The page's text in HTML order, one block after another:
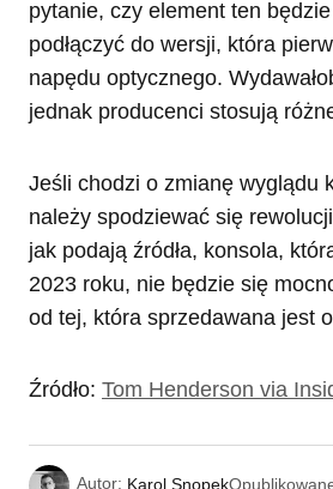
pytanie, czy element ten
podłączyć do wersji, która
napędu optycznego.
jednak producenci stosują
Jeśli chodzi o zmianę wyglądu
należy spodziewać się
jak podają źródła, konsola,
2023 roku, nie będzie się
od tej, która sprzedawana jest
Źródło: Tom Henderson via
Autor: Karol Snopek